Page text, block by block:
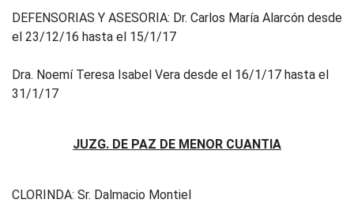
DEFENSORIAS Y ASESORIA: Dr. Carlos María Alarcón desde
el 23/12/16 hasta el 15/1/17
Dra. Noemí Teresa Isabel Vera desde el 16/1/17 hasta el
31/1/17
JUZG. DE PAZ DE MENOR CUANTIA
CLORINDA: Sr. Dalmacio Montiel